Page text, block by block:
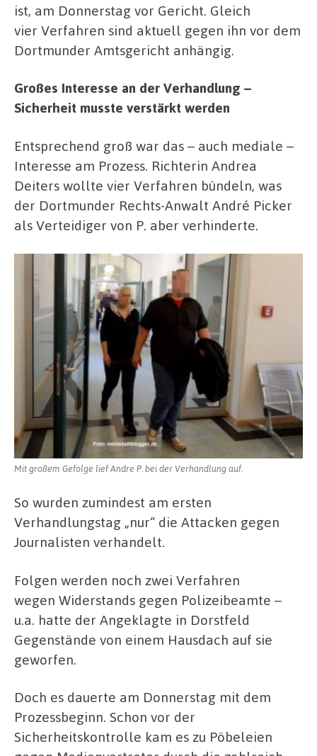
ist, am Donnerstag vor Gericht. Gleich
vier Verfahren sind aktuell gegen ihn vor dem
Dortmunder Amtsgericht anhängig.
Großes Interesse an der Verhandlung –
Sicherheit musste verstärkt werden
Entsprechend groß war das – auch mediale –
Interesse am Prozess. Richterin Andrea
Deiters wollte vier Verfahren bündeln, was
der Dortmunder Rechts-Anwalt André Picker
als Verteidiger von P. aber verhinderte.
Mit großem Gefolge lief Andre P. bei der Verhandlung auf.
So wurden zumindest am ersten
Verhandlungstag „nur“ die Attacken gegen
Journalisten verhandelt.
Folgen werden noch zwei Verfahren
wegen Widerstands gegen Polizeibeamte –
u.a. hatte der Angeklagte in Dorstfeld
Gegenstände von einem Hausdach auf sie
geworfen.
Doch es dauerte am Donnerstag mit dem
Prozessbeginn. Schon vor der
Sicherheitskontrolle kam es zu Pöbeleien